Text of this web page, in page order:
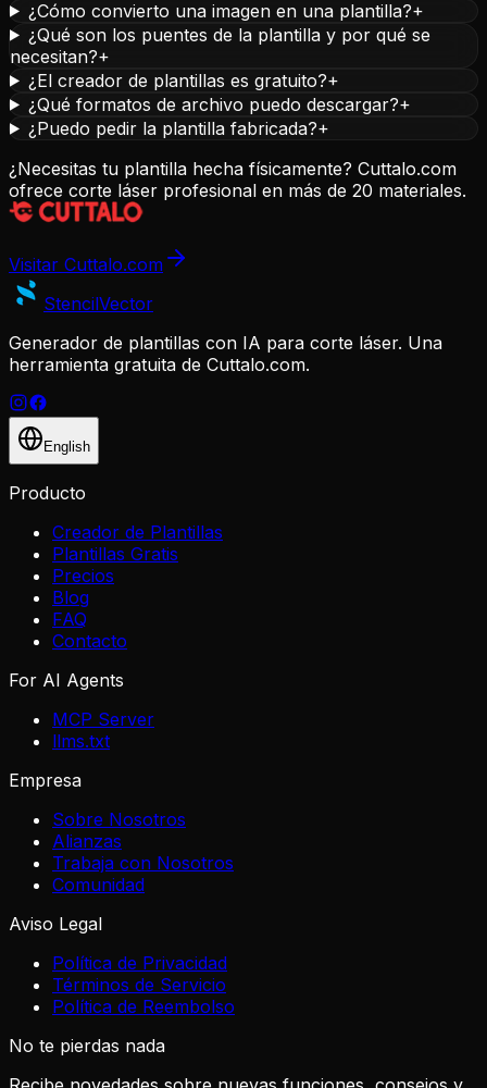
¿Cómo convierto una imagen en una plantilla?+
¿Qué son los puentes de la plantilla y por qué se
necesitan?+
¿El creador de plantillas es gratuito?+
¿Qué formatos de archivo puedo descargar?+
¿Puedo pedir la plantilla fabricada?+
¿Necesitas tu plantilla hecha físicamente? Cuttalo.com
ofrece corte láser profesional en más de 20 materiales.
Visitar Cuttalo.com
StencilVector
Generador de plantillas con IA para corte láser. Una
herramienta gratuita de Cuttalo.com.
English
Producto
Creador de Plantillas
Plantillas Gratis
Precios
Blog
FAQ
Contacto
For AI Agents
MCP Server
llms.txt
Empresa
Sobre Nosotros
Alianzas
Trabaja con Nosotros
Comunidad
Aviso Legal
Política de Privacidad
Términos de Servicio
Política de Reembolso
No te pierdas nada